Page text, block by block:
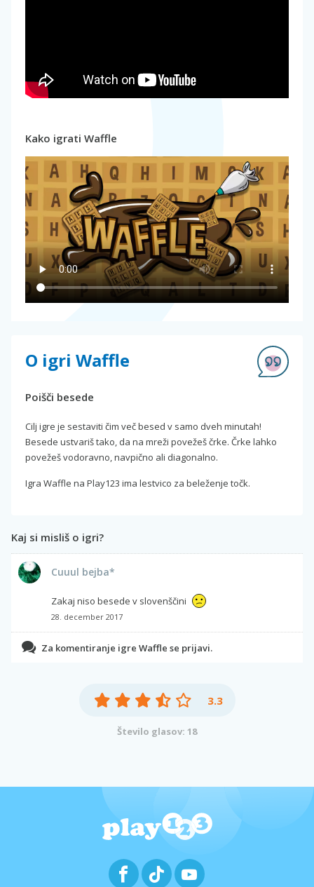
Kako igrati Waffle
O igri Waffle
Poišči besede
Cilj igre je sestaviti čim več besed v samo dveh minutah!
Besede ustvariš tako, da na mreži povežeš črke. Črke lahko
povežeš vodoravno, navpično ali diagonalno.
Igra Waffle na Play123 ima lestvico za beleženje točk.
Kaj si misliš o igri?
Cuuul bejba*
Zakaj niso besede v slovenščini
28. december 2017
Za komentiranje igre Waffle se prijavi.
3.3
Število glasov: 18